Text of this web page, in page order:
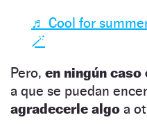
♬ Cool for
🪄
Pero, en ningún
a que se puedan
agradecerle algo a